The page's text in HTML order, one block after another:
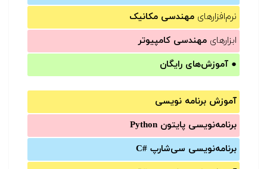
نرم‌افزارهای مهندسی مکانیک
ابزارهای مهندسی کامپیوتر
● آموزش‌های رایگان
آموزش برنامه نویسی
برنامه‌نویسی پایتون Python
برنامه‌‌نویسی سی‌شارپ C#‎